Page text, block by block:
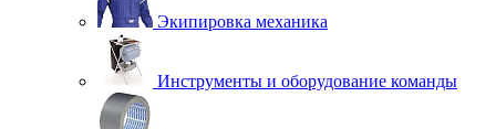
Экипировка механика
Инструменты и оборудование команды